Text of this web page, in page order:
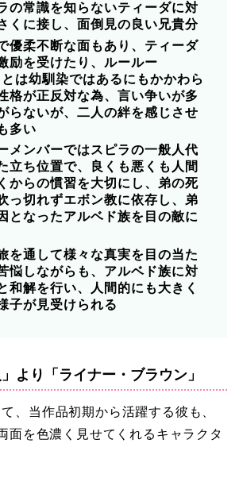
の常識を知らないティーダに対
くに接し、面倒見の良い兄貴分
優柔不断な面もあり、ティーダ
励を受けたり、ルールー
とは幼馴染ではあるにもかかわら
格が正反対な為、言い争いが多
らないが、二人の絆を感じさせ
多い
メンバーではスピラの一般人代
立ち位置で、良くも悪くも人間
からの慣習を大切にし、弟の死
っ切れずエボン教に依存し、弟
となったアルベド族を目の敵に
を通して様々な真実を目の当た
悩しながらも、アルベド族に対
和解を行い、人間的にも大きく
子が見受けられる
より「ライナー・ブラウン」
、当作品初期から活躍する彼も、
面を色濃く見せてくれるキャラクタ